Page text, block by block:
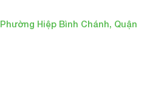
Hiệp Bình Chánh, Quận